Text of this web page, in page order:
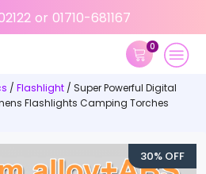
or 01710-681167
0
/ Flashlight / Super Powerful Digital
Flashlights Camping Torches
30% OFF